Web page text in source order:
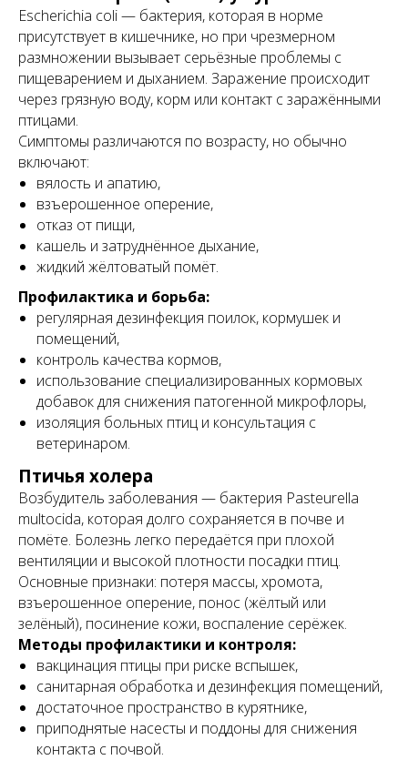
Escherichia coli — бактерия, которая в норме
присутствует в кишечнике, но при чрезмерном
размножении вызывает серьёзные проблемы с
пищеварением и дыханием. Заражение происходит
через грязную воду, корм или контакт с заражёнными
птицами.
Симптомы различаются по возрасту, но обычно
включают:
вялость и апатию,
взъерошенное оперение,
отказ от пищи,
кашель и затруднённое дыхание,
жидкий жёлтоватый помёт.
Профилактика и борьба:
регулярная дезинфекция поилок, кормушек и
помещений,
контроль качества кормов,
использование специализированных кормовых
добавок для снижения патогенной микрофлоры,
изоляция больных птиц и консультация с
ветеринаром.
Птичья холера
Возбудитель заболевания — бактерия Pasteurella
multocida, которая долго сохраняется в почве и
помёте. Болезнь легко передаётся при плохой
вентиляции и высокой плотности посадки птиц.
Основные признаки: потеря массы, хромота,
взъерошенное оперение, понос (жёлтый или
зелёный), посинение кожи, воспаление серёжек.
Методы профилактики и контроля:
вакцинация птицы при риске вспышек,
санитарная обработка и дезинфекция помещений,
достаточное пространство в курятнике,
приподнятые насесты и поддоны для снижения
контакта с почвой.